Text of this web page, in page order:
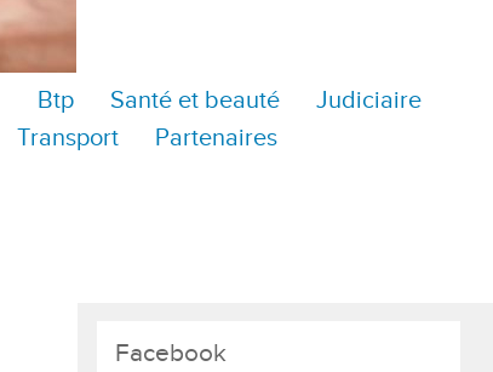
Btp Santé et beauté
Judiciaire
Transport Partenaires
Facebook